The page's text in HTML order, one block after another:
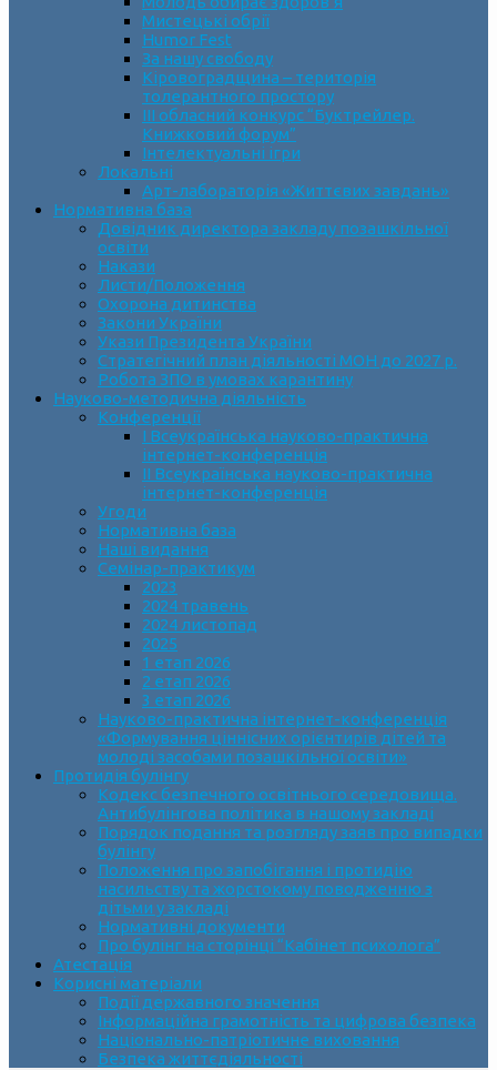
Мистецькі обрії
Humor Fest
За нашу свободу
Кіровоградщина – територія
толерантного простору
ІII обласний конкурс “Буктрейлер.
Книжковий форум”
Інтелектуальні ігри
Локальні
Арт-лабораторія «Життєвих завдань»
Нормативна база
Довідник директора закладу позашкільної
освіти
Накази
Листи/Положення
Охорона дитинства
Закони України
Укази Президента України
Стратегічний план діяльності МОН до 2027 р.
Робота ЗПО в умовах карантину
Науково-методична діяльність
Конференції
І Всеукраїнська науково-практична
інтернет-конференція
ІІ Всеукраїнська науково-практична
інтернет-конференція
Угоди
Нормативна база
Наші видання
Семінар-практикум
2023
2024 травень
2024 листопад
2025
1 етап 2026
2 етап 2026
3 етап 2026
Науково-практична інтернет-конференція
«Формування ціннісних орієнтирів дітей та
молоді засобами позашкільної освіти»
Протидія булінгу
Кодекс безпечного освітнього середовища.
Антибулінгова політика в нашому закладі
Порядок подання та розгляду заяв про випадки
булінгу
Положення про запобігання і протидію
насильству та жорстокому поводженню з
дітьми у закладі
Нормативні документи
Про булінг на сторінці “Кабінет психолога”
Атестація
Корисні матеріали
Події державного значення
Інформаційна грамотність та цифрова безпека
Національно-патріотичне виховання
Безпека життєдіяльності